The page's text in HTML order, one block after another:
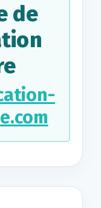
de